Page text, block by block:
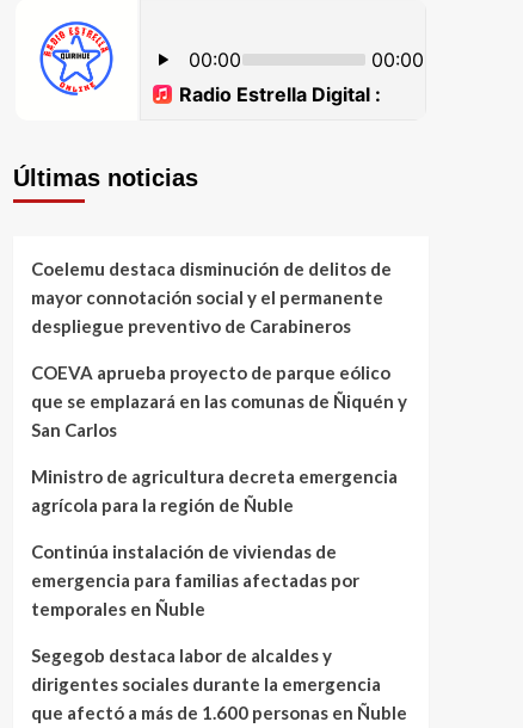
Últimas noticias
Coelemu destaca disminución de delitos de
mayor connotación social y el permanente
despliegue preventivo de Carabineros
COEVA aprueba proyecto de parque eólico
que se emplazará en las comunas de Ñiquén y
San Carlos
Ministro de agricultura decreta emergencia
agrícola para la región de Ñuble
Continúa instalación de viviendas de
emergencia para familias afectadas por
temporales en Ñuble
Segegob destaca labor de alcaldes y
dirigentes sociales durante la emergencia
que afectó a más de 1.600 personas en Ñuble